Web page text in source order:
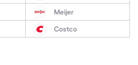
Meijer
Costco